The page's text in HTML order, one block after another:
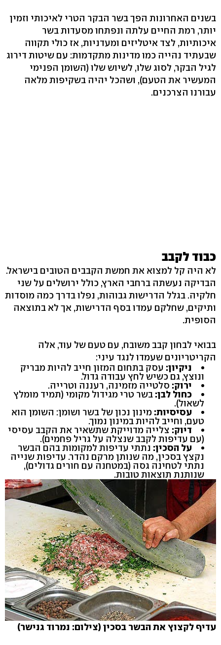
בשנים האחרונות הפך בשר הבקר הטרי לאיכותי וזמין
יותר, רמת החיים עלתה ונפתחו מסעדות בשר
איכותיות, לצד איטליזים ומעדניות, אז כולי תקווה
שבעתיד נהייה כמו מדינות מתקדמות: עם שיטות דירוג
לגיל הבקר, לסוג שלו, לשיוש שלו (השומן הפנימי
המעשיר את הטעם), ושהכל יהיה בשקיפות מלאה
עבורנו הצרכנים.
כבוד לקבב
לא היה קל למצוא את חמשת הקבבים הטובים בישראל.
הבדיקה נעשתה ברחבי הארץ, כולל ירושלים על שני
חלקיה. בגלל הדרישות גבוהות, נפלו בדרך כמה מוסדות
ותיקים, שחלקם עמדו בסף הדרישות, אך לא בתוצאה
הסופית.
בבואי לבחון קבב משובח, עם טעם של עוד, אלה
הקריטריונים שעמדו לנגד עיני:
ניקיון: עסק בתחום המזון חייב להיות מבריק
ונוצץ, גם כשיש לחץ עבודה גדול.
ירוק: סלטייה מזמינה, רעננה וטרייה.
כחול לבן: בשר טרי מגידול מקומי (תמיד מומלץ
לשאול).
עסיסיות: מינון נכון של בשר ושומן: השומן הוא
טעם, וחייב להיות במינון נמוך.
דיוק: צלייה מדוייקת שתשאיר את הקבב עסיסי
(עם עדיפות לקבב שנצלה על גריל פחמים).
על הסכין: נתתי עדיפות למקומות בהם הבשר
נקצץ בסכין, מה שנותן מרקם נהדר. עדיפות שנייה
נתתי לטחינה גסה (במטחנה עם חורים גדולים),
שנותנת תוצאות טובות.
עדיף לקצוץ את הבשר בסכין (צילום: נמרוד גנישר)